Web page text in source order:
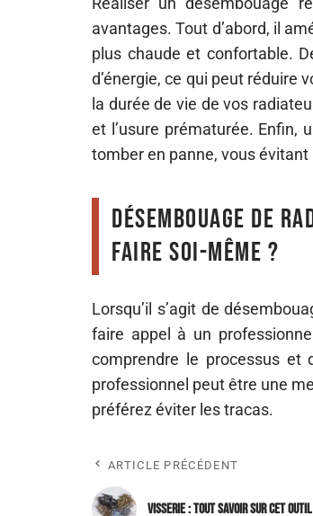
avantages. Tout d’abord, il
plus chaude et confortable.
d’énergie, ce qui peut réduire
la durée de vie de vos
et l’usure prématurée. Enfin,
tomber en panne, vous
Désembouage de
faire soi-même ?
Lorsqu’il s’agit de
faire appel à un
comprendre le processus et
professionnel peut être une
préférez éviter les tracas.
ARTICLE PRÉCÉDENT
Visserie : tout savoir sur cet outil